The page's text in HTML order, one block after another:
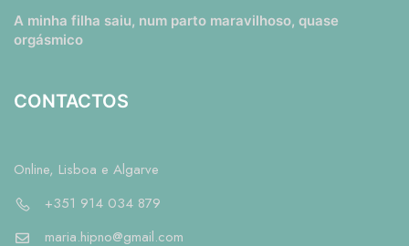
A minha filha saiu, num parto maravilhoso, quase
orgásmico
CONTACTOS
Online, Lisboa e Algarve
+351 914 034 879
maria.hipno@gmail.com